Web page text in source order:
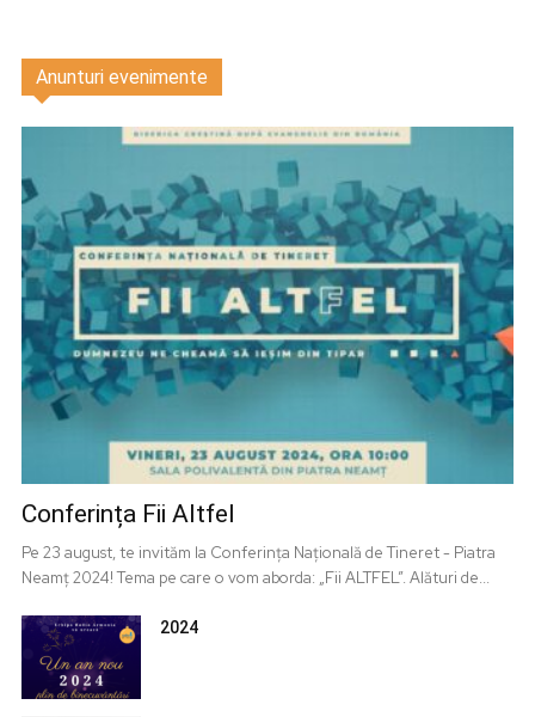
Anunturi evenimente
Conferința Fii Altfel
Pe 23 august, te invităm la Conferința Națională de Tineret - Piatra
Neamț 2024! Tema pe care o vom aborda: „Fii ALTFEL”. Alături de...
2024